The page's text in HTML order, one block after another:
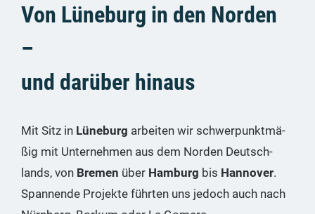
Von Lüneburg in den Norden
–
und darüber hinaus
Mit Sitz in Lüne­burg arbei­ten wir schwer­punkt­mä­
ßig mit Unter­neh­men aus dem Nor­den Deutsch­
lands, von Bre­men über Ham­burg bis Han­no­ver.
Span­nen­de Pro­jek­te führ­ten uns jedoch auch nach